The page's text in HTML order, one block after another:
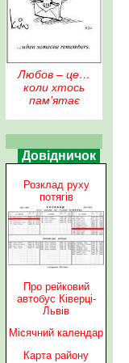
Любов – це…
коли хтось
пам’ятає
Довідничок
Розклад руху
потягів
Про рейковий
автобус Ківерці-
Львів
Місячний календар
Карта району